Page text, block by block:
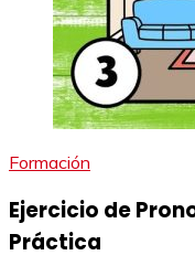
Formación
Ejercicio de
Práctica